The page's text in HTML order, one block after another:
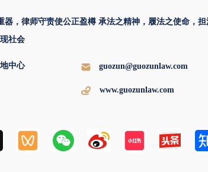
器，律师守责使公正盈樽 承法之精神，履法之使命，担
社会
中心 guozun@guozunlaw.com
www.guozunlaw.com